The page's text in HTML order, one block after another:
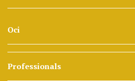
Oci
Professionals